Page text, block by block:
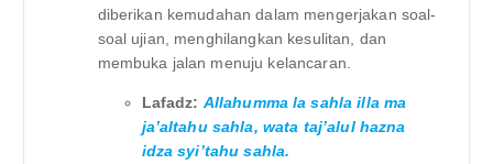
diberikan kemudahan dalam mengerjakan soal-
soal ujian, menghilangkan kesulitan, dan
membuka jalan menuju kelancaran.
Lafadz: Allahumma la sahla illa ma
ja’altahu sahla, wata taj’alul hazna
idza syi’tahu sahla.